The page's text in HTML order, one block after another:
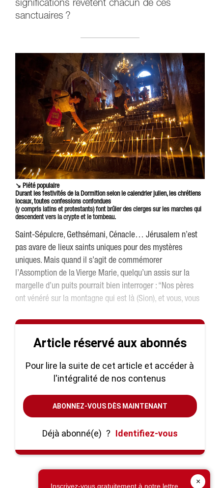
significations revêtent chacun de ces
sanctuaires ?
↘ Piété populaire
Durant les festivités de la Dormition selon le calendrier julien, les chrétiens
locaux, toutes confessions confondues
(y compris latins et protestants) font brûler des cierges sur les marches qui
descendent vers la crypte et le tombeau.
Saint-Sépulcre, Gethsémani, Cénacle… Jérusalem n’est
pas avare de lieux saints uniques pour des mystères
uniques. Mais quand il s’agit de commémorer
l’Assomption de la Vierge Marie, quelqu’un assis sur la
margelle d’un puits pourrait bien interroger : “Nos pères
ont vénéré sur la montagne qui est là (Sion), et vous, vous
Article réservé aux abonnés
Pour lire la suite de cet article et accéder à
l'intégralité de nos contenus
ABONNEZ-VOUS DÈS MAINTENANT
Déjà abonné(e) ? Identifiez-vous
×
Inscrivez-vous gratuitement à notre lettre